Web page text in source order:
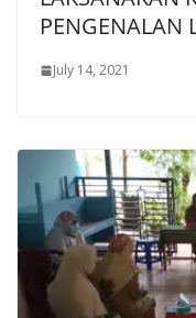
PENGENALAN
July 14, 2021